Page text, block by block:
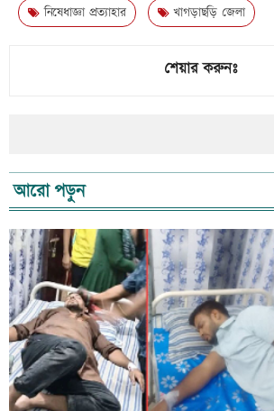
নিষেধাজ্ঞা প্রত্যাহার
খাগড়াছড়ি জেলা
শেয়ার করুনঃ
আরো পড়ুন